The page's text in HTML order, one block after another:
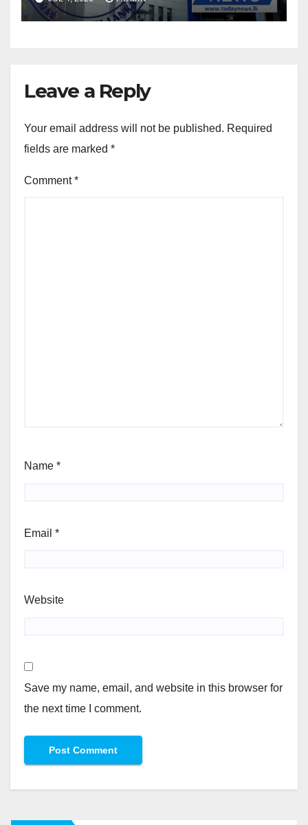
Leave a Reply
Your email address will not be published. Required
fields are marked *
Comment*
Name *
Email *
Website
Save my name, email, and website in this browser for
the next time I comment.